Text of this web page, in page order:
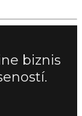
biznis